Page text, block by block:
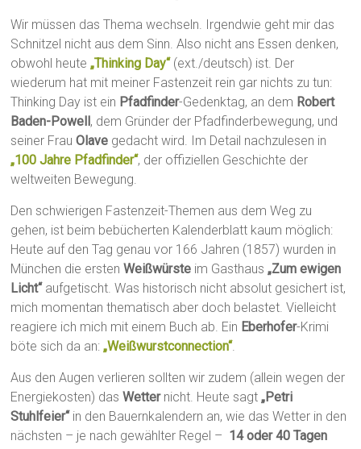
Wir müssen das Thema wechseln. Irgendwie geht mir das
Schnitzel nicht aus dem Sinn. Also nicht ans Essen denken,
obwohl heute„Thinking Day“(ext./deutsch) ist. Der
wiederum hat mit meiner Fastenzeit rein gar nichts zu tun:
Thinking Day ist ein Pfadfinder-Gedenktag, an dem Robert
Baden-Powell, dem Gründer der Pfadfinderbewegung, und
seiner FrauOlave gedacht wird. Im Detail nachzulesen in
„100 Jahre Pfadfinder“, der offiziellen Geschichte der
weltweiten Bewegung.
Den schwierigen Fastenzeit-Themen aus dem Weg zu
gehen, ist beim bebücherten Kalenderblatt kaum möglich:
Heute auf den Tag genau vor 166 Jahren (1857) wurden in
München die erstenWeißwürste im Gasthaus„Zum ewigen
Licht“aufgetischt. Was historisch nicht absolut gesichert ist,
mich momentan thematisch aber doch belastet. Vielleicht
reagiere ich mich mit einem Buch ab. Ein Eberhofer-Krimi
böte sich da an:„Weißwurstconnection“.
Aus den Augen verlieren sollten wir zudem (allein wegen der
Energiekosten) dasWetternicht. Heute sagt„Petri
Stuhlfeier“in den Bauernkalendern an, wie das Wetter in den
nächsten – je nach gewählter Regel – 14 oder 40 Tagen